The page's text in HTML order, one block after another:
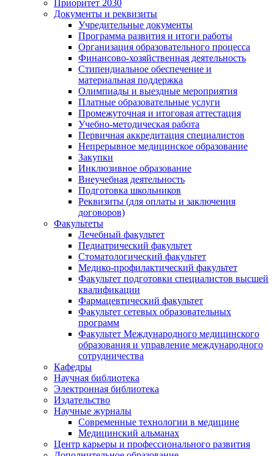
Приоритет 2030
Документы и реквизиты
Учредительные документы
Программа развития и итоги работы
Организация образовательного процесса
Финансово-хозяйственная деятельность
Стипендиальное обеспечение и
материальная поддержка
Олимпиады и выездные мероприятия
Платные образовательные услуги
Промежуточная и итоговая аттестация
Учебно-методическая работа
Первичная аккредитация специалистов
Непрерывное медицинское образование
Закупки
Инклюзивное образование
Внеучебная деятельность
Подготовка школьников
Реквизиты (для оплаты и заключения
договоров)
Факультеты
Лечебный факультет
Педиатрический факультет
Стоматологический факультет
Медико-профилактический факультет
Факультет подготовки специалистов высшей
квалификации
Фармацевтический факультет
Факультет сетевых образовательных
программ
Факультет Международного медицинского
образования и управление международного
сотрудничества
Кафедры
Научная библиотека
Электронная библиотека
Издательство
Научные журналы
Современные технологии в медицине
Медицинский альманах
Центр карьеры и профессионального развития